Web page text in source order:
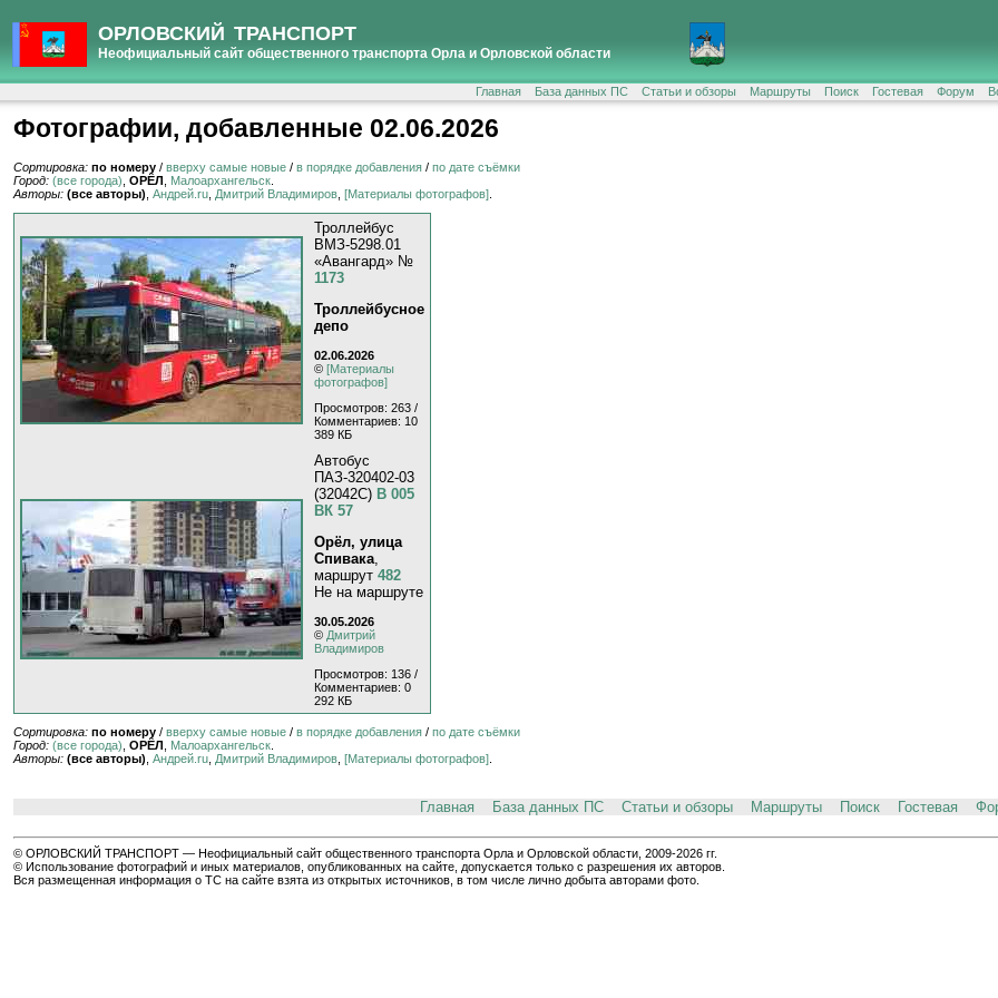
ОРЛОВСКИЙ ТРАНСПОРТ
Неофициальный сайт общественного транспорта Орла и Орловской области
Главная База данных ПС Статьи и обзоры Маршруты Поиск Гостевая Форум
Фотографии, добавленные 02.06.2026
Сортировка: по номеру / вверху самые новые / в порядке добавления / по дате съёмки
Город: (все города) ОРЁЛ Малоархангельск
Авторы: (все авторы) Андрей.ru Дмитрий Владимиров [Материалы фотографов]
Троллейбус
ВМЗ-5298.01
«Авангард» №
1173
Троллейбусное
депо
02.06.2026
© [Материалы
фотографов]
Просмотров: 263 /
Комментариев: 10
389 КБ
Автобус
ПАЗ-320402-03
(32042C) В 005
ВК 57
Орёл, улица
Спивака,
маршрут 482
Не на маршруте
30.05.2026
© Дмитрий
Владимиров
Просмотров: 136 /
Комментариев: 0
292 КБ
Сортировка: по номеру / вверху самые новые / в порядке добавления / по дате съёмки
Город: (все города), ОРЁЛ , Малоархангельск.
Авторы: (все авторы), Андрей.ru, Дмитрий Владимиров, [Материалы фотографов].
Главная База данных ПС Статьи и обзоры Маршруты Поиск Гостевая
© ОРЛОВСКИЙ ТРАНСПОРТ — Неофициальный сайт общественного транспорта Орла и Орловской области, 2009-2026 гг.
© Использование фотографий и иных материалов, опубликованных на сайте, допускается только с разрешения их авторов.
Вся размещенная информация о ТС на сайте взята из открытых источников, в том числе лично добыта авторами фото.